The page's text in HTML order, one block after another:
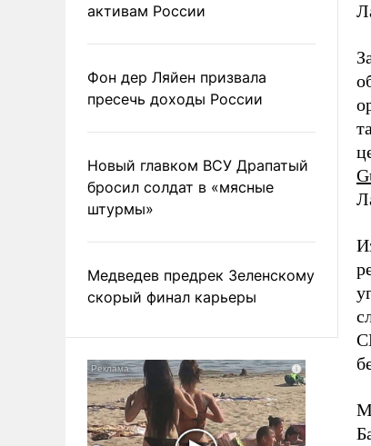
активам России
Фон дер Ляйен призвала
пресечь доходы России
Новый главком ВСУ Драпатый
бросил солдат в «мясные
штурмы»
Медведев предрек Зеленскому
скорый финал карьеры